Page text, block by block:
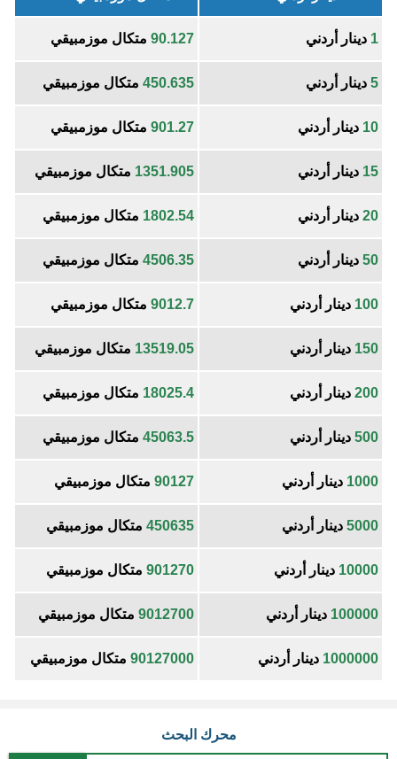
1 دينار أردني 90.127 متكال موزمبيقي
5 دينار أردني 450.635 متكال موزمبيقي
10 دينار أردني 901.27 متكال موزمبيقي
15 دينار أردني 1351.905 متكال موزمبيقي
20 دينار أردني 1802.54 متكال موزمبيقي
50 دينار أردني 4506.35 متكال موزمبيقي
100 دينار أردني 9012.7 متكال موزمبيقي
150 دينار أردني 13519.05 متكال موزمبيقي
200 دينار أردني 18025.4 متكال موزمبيقي
500 دينار أردني 45063.5 متكال موزمبيقي
1000 دينار أردني 90127 متكال موزمبيقي
5000 دينار أردني 450635 متكال موزمبيقي
10000 دينار أردني 901270 متكال موزمبيقي
100000 دينار أردني 9012700 متكال موزمبيقي
1000000 دينار أردني 90127000 متكال موزمبيقي
محرك البحث